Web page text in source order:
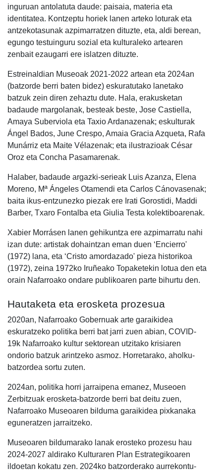
inguruan antolatuta daude: paisaia, materia eta
identitatea. Kontzeptu horiek lanen arteko loturak eta
antzekotasunak azpimarratzen dituzte, eta, aldi berean,
egungo testuinguru sozial eta kulturaleko artearen
zenbait ezaugarri ere islatzen dituzte.
Estreinaldian Museoak 2021-2022 artean eta 2024an
(batzorde berri baten bidez) eskuratutako lanetako
batzuk zein diren zehaztu dute. Hala, erakusketan
badaude margolanak, besteak beste, Jose Castiella,
Amaya Suberviola eta Taxio Ardanazenak; eskulturak
Ángel Bados, June Crespo, Amaia Gracia Azqueta, Rafa
Munárriz eta Maite Vélazenak; eta ilustrazioak César
Oroz eta Concha Pasamarenak.
Halaber, badaude argazki-serieak Luis Azanza, Elena
Moreno, Mª Ángeles Otamendi eta Carlos Cánovasenak;
baita ikus-entzunezko piezak ere Irati Gorostidi, Maddi
Barber, Txaro Fontalba eta Giulia Testa kolektiboarenak.
Xabier Morrásen lanen gehikuntza ere azpimarratu nahi
izan dute: artistak dohaintzan eman duen ‘Encierro'
(1972) lana, eta ‘Cristo amordazado' pieza historikoa
(1972), zeina 1972ko Iruñeako Topaketekin lotua den eta
orain Nafarroako ondare publikoaren parte bihurtu den.
Hautaketa eta erosketa prozesua
2020an, Nafarroako Gobernuak arte garaikidea
eskuratzeko politika berri bat jarri zuen abian, COVID-
19k Nafarroako kultur sektorean utzitako krisiaren
ondorio batzuk arintzeko asmoz. Horretarako, aholku-
batzordea sortu zuten.
2024an, politika horri jarraipena emanez, Museoen
Zerbitzuak erosketa-batzorde berri bat deitu zuen,
Nafarroako Museoaren bilduma garaikidea pixkanaka
eguneratzen jarraitzeko.
Museoaren bildumarako lanak erosteko prozesu hau
2024-2027 aldirako Kulturaren Plan Estrategikoaren
ildoetan kokatu zen. 2024ko batzorderako aurrekontu-